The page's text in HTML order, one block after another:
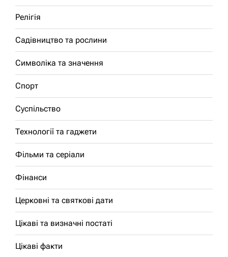
Релігія
Садівництво та рослини
Символіка та значення
Спорт
Суспільство
Технології та гаджети
Фільми та серіали
Фінанси
Церковні та святкові дати
Цікаві та визначні постаті
Цікаві факти